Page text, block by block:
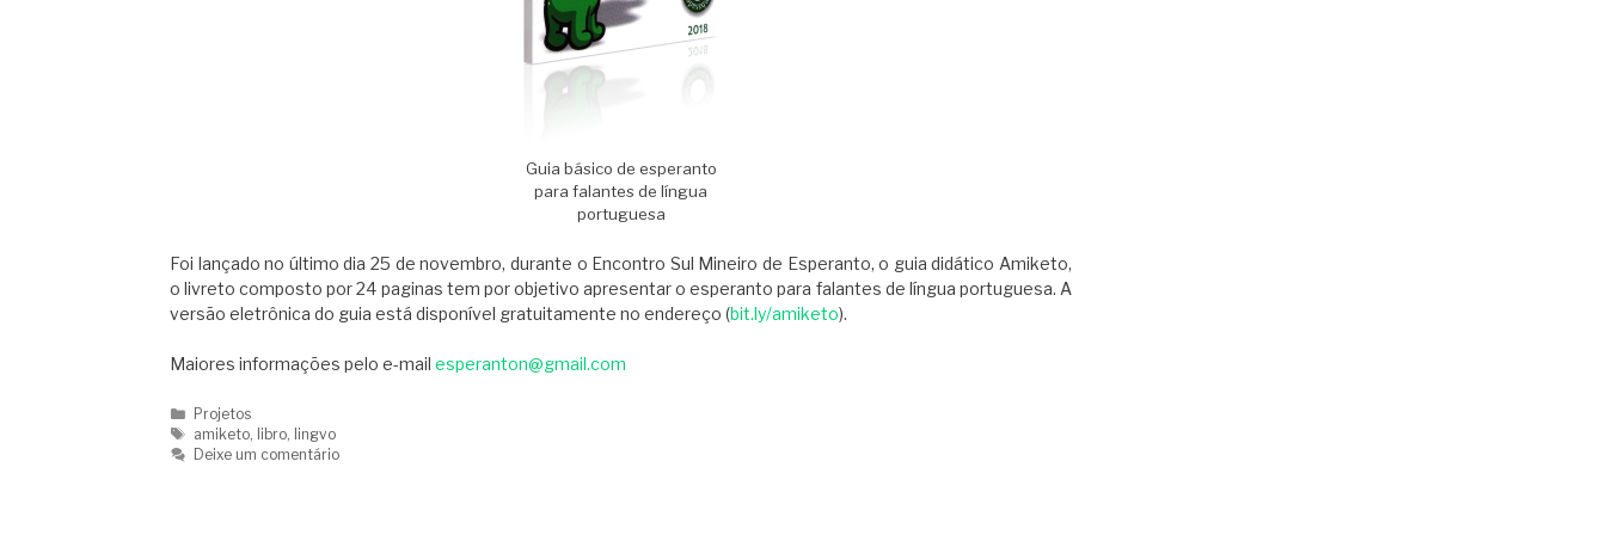
Guia básico de esperanto
para falantes de língua
portuguesa
Foi lançado no último dia 25 de novembro, durante o Encontro Sul Mineiro de Esperanto, o guia didático Amiketo,
o livreto composto por 24 paginas tem por objetivo apresentar o esperanto para falantes de língua portuguesa. A
versão eletrônica do guia está disponível gratuitamente no endereço (bit.ly/amiketo).
Maiores informações pelo e-mail esperanton@gmail.com
Categorias
Projetos
Tags
amiketo, libro, lingvo
Deixe um comentário